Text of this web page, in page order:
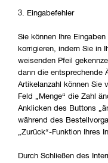
3. Eingabefehler
Sie können Ihre
korrigieren, indem Sie in
weisenden Pfeil
dann die entsprechende
Artikelanzahl können Sie
Feld „Menge“ die Zahl
Anklicken des Buttons
während des
„Zurück“-Funktion Ihres
Durch Schließen des